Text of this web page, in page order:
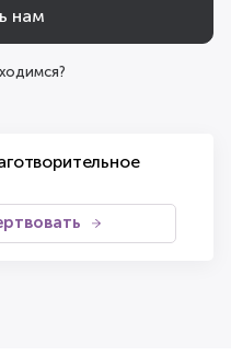
нам